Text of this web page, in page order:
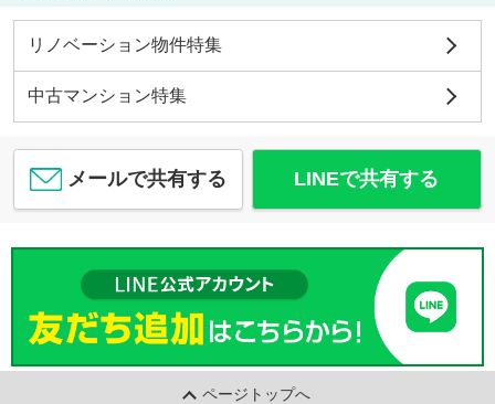
リノベーション物件特集
中古マンション特集
メールで共有する LINEで共有する
ページトップへ